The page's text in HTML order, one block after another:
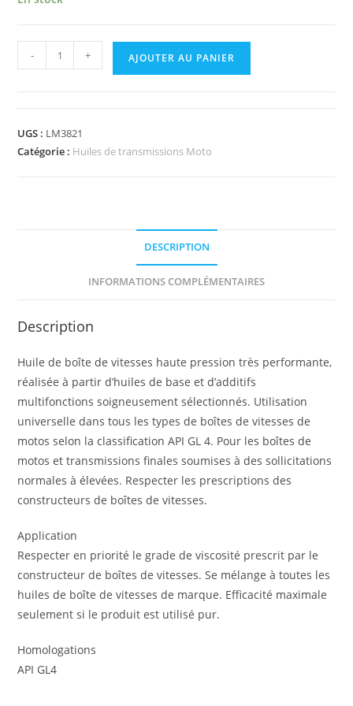
- + AJOUTER AU PANIER
UGS : LM3821
Catégorie : Huiles de transmissions Moto
DESCRIPTION
INFORMATIONS COMPLÉMENTAIRES
Description
Huile de boîte de vitesses haute pression très performante,
réalisée à partir d’huiles de base et d’additifs
multifonctions soigneusement sélectionnés. Utilisation
universelle dans tous les types de boîtes de vitesses de
motos selon la classification API GL 4. Pour les boîtes de
motos et transmissions finales soumises à des sollicitations
normales à élevées. Respecter les prescriptions des
constructeurs de boîtes de vitesses.
Application
Respecter en priorité le grade de viscosité prescrit par le
constructeur de boîtes de vitesses. Se mélange à toutes les
huiles de boîte de vitesses de marque. Efficacité maximale
seulement si le produit est utilisé pur.
Homologations
API GL4